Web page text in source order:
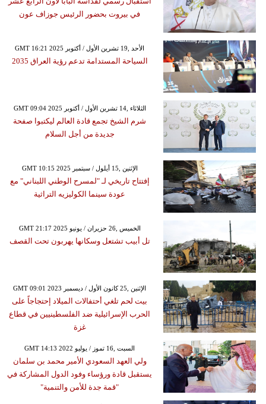
في بيروت بحضور الرئيس جوزاف عون
GMT 16:21 2025 الأحد ,19 تشرين الأول / أكتوبر
السياحة المستدامة تدعم رؤية العراق 2035
GMT 09:04 2025 الثلاثاء ,14 تشرين الأول / أكتوبر
شرم الشيخ تجمع قادة العالم ليكتبوا صفحة
جديدة من أجل السلام
GMT 10:15 2025 الإثنين ,15 أيلول / سبتمبر
إفتتاح تاريخي لـ "لمسرح الوطني اللبناني" مع
عودة سينما الكوليزيه التراثية
GMT 21:17 2025 الخميس ,26 حزيران / يونيو
تل أبيب تشتعل وسكانها يهربون تحت القصف
GMT 09:01 2023 الإثنين ,25 كانون الأول / ديسمبر
بيت لحم تلغي أحتفالات الميلاد إحتجاجاً على
الحرب الإسرائيلية ضد الفلسطينيين في قطاع
غزة
GMT 14:13 2022 السبت ,16 تموز / يوليو
ولي العهد السعودي الأمير محمد بن سلمان
يستقبل قادة ورؤساء وفود الدول المشاركة في
"قمة جدة للأمن والتنمية"